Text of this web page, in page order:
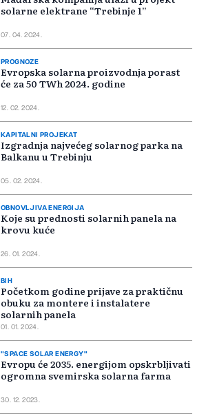
solarne elektrane “Trebinje 1”
07. 04. 2024.
PROGNOZE
Evropska solarna proizvodnja porast
će za 50 TWh 2024. godine
12. 02. 2024.
KAPITALNI PROJEKAT
Izgradnja najvećeg solarnog parka na
Balkanu u Trebinju
05. 02. 2024.
OBNOVLJIVA ENERGIJA
Koje su prednosti solarnih panela na
krovu kuće
26. 01. 2024.
BIH
Početkom godine prijave za praktičnu
obuku za montere i instalatere
solarnih panela
01. 01. 2024.
"SPACE SOLAR ENERGY"
Evropu će 2035. energijom opskrbljivati
ogromna svemirska solarna farma
30. 12. 2023.